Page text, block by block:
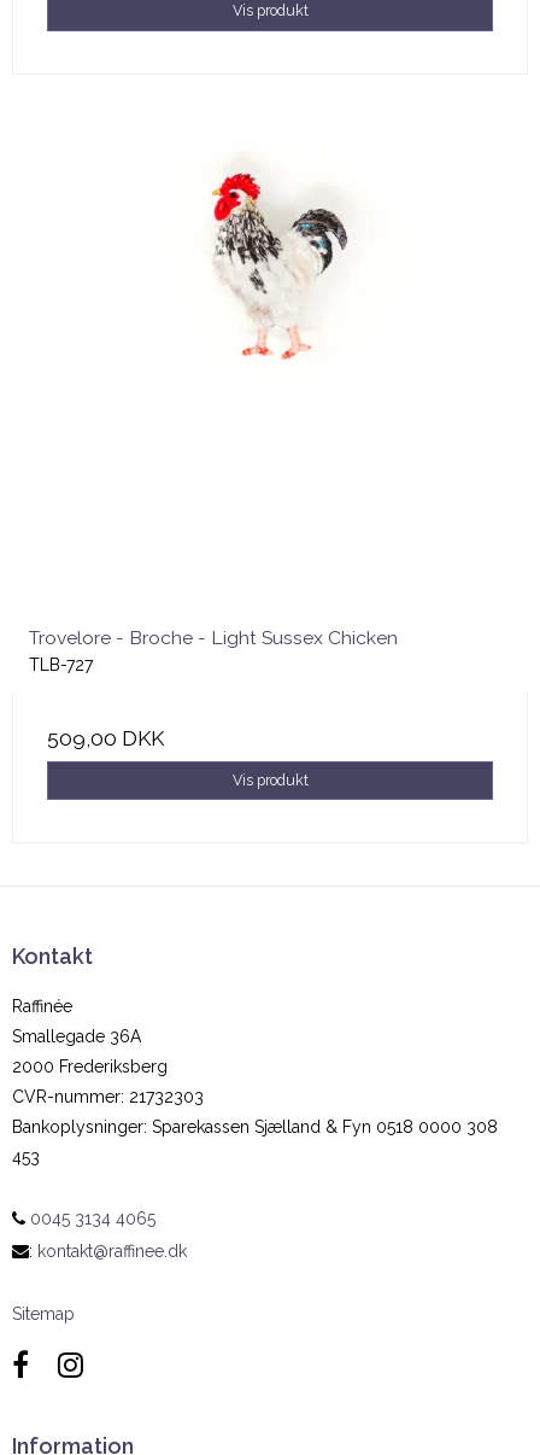
Vis produkt
Trovelore - Broche - Light Sussex Chicken
TLB-727
509,00 DKK
Vis produkt
Kontakt
Raffinée
Smallegade 36A
2000 Frederiksberg
CVR-nummer: 21732303
Bankoplysninger: Sparekassen Sjælland & Fyn 0518 0000 308
453
0045 3134 4065
: kontakt@raffinee.dk
Sitemap
Information